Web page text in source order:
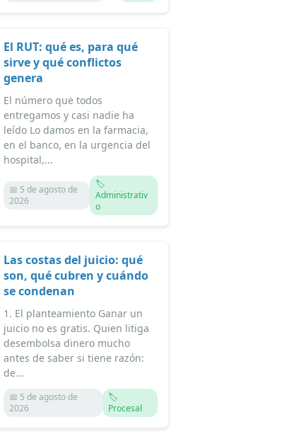
El RUT: qué es, para qué
sirve y qué conflictos
genera
El número que todos
entregamos y casi nadie ha
leído Lo damos en la farmacia,
en el banco, en la urgencia del
hospital,...
📅 5 de agosto de
2026
🏷️
Administrativ
o
Las costas del juicio: qué
son, qué cubren y cuándo
se condenan
1. El planteamiento Ganar un
juicio no es gratis. Quien litiga
desembolsa dinero mucho
antes de saber si tiene razón:
de...
📅 5 de agosto de
2026
🏷️
Procesal